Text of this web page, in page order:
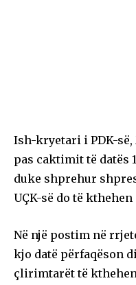
Ish-kryetari i PDK-
pas caktimit të datës
duke shprehur
UÇK-së do të kthehen
Në një postim në
kjo datë përfaqëson
çlirimtarët të